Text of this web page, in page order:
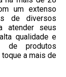
um extenso
de diversos
atender seus
qualidade e
de produtos
a mais de